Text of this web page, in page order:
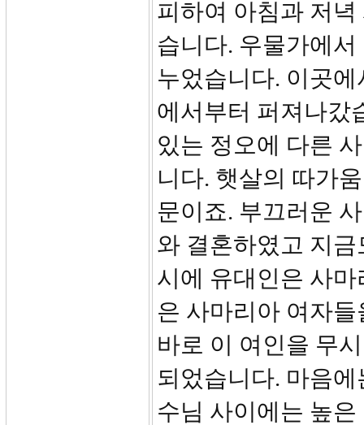
피하여 아침과 저
습니다. 우물가에
누었습니다. 이곳
에서부터 퍼져나갔
있는 정오에 다른
니다. 햇살의 따가
문이죠. 부끄러운
와 결혼하였고 지
시에 유대인은 사
은 사마리아 여자
바로 이 여인을 무
되었습니다. 마음
수님 사이에는 높